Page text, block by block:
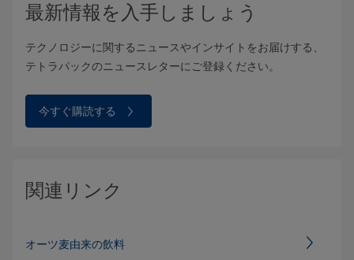
最新情報を入手しましょう
テクノロジーに関するニュースやインサイトをお届けする、
テトラパックのニュースレターにご登録ください。
今すぐ購読する
関連リンク
オーツ麦由来の飲料